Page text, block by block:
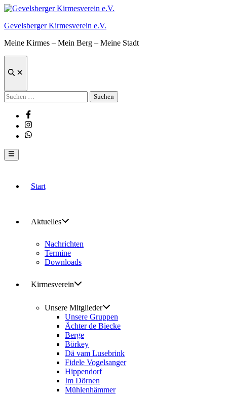
Zum
springen
Gevelsberger Kirmesverein e.V.
Meine Kirmes – Mein Berg – Meine Stadt
Suche
Suchen
nach:
Facebook
Instagram
Whatsapp
Hauptmenü
Start
Aktuelles
Nachrichten
Termine
Downloads
Kirmesverein
Unsere Mitglieder
Unsere Gruppen
Ächter de Biecke
Berge
Börkey
Dä vam Lusebrink
Fidele Vogelsanger
Hippendorf
Im Dörnen
Mühlenhämmer